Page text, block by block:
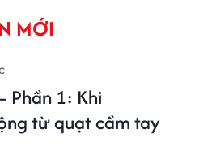
MỚI
Phần 1: Khi
từ quạt cầm tay